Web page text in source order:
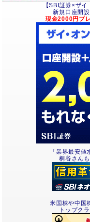
【SBI証券×ザ
新規口座開
現金2000円プ
「業界最安値
桐谷さん
米国株や中国
トップク